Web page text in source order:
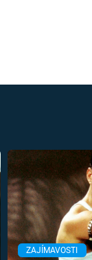
ZAJÍMAVOSTI